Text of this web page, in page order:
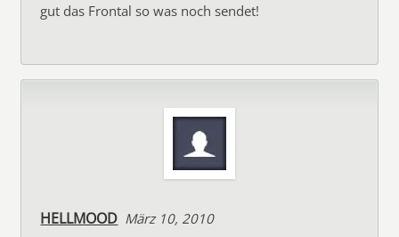
gut das Frontal so was noch sendet!
HELLMOOD März 10, 2010